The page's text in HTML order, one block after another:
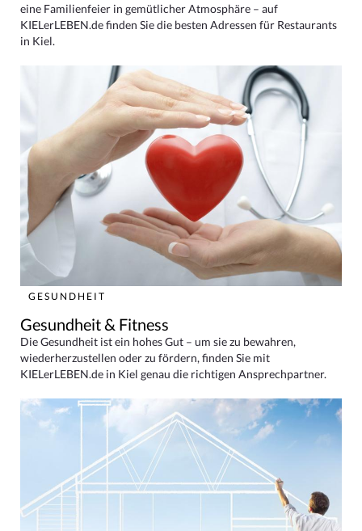
eine Familienfeier in gemütlicher Atmosphäre – auf
KIELerLEBEN.de finden Sie die besten Adressen für Restaurants
in Kiel.
GESUNDHEIT
Gesundheit & Fitness
Die Gesundheit ist ein hohes Gut – um sie zu bewahren,
wiederherzustellen oder zu fördern, finden Sie mit
KIELerLEBEN.de in Kiel genau die richtigen Ansprechpartner.